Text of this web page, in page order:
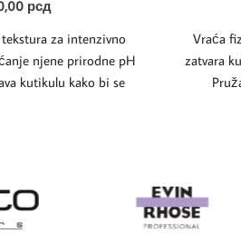
рсд
za intenzivno
njene prirodne pH
kutikulu kako bi se
Vraća
zatvara